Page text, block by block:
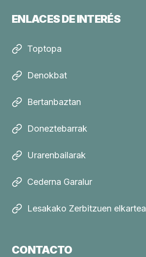
ENLACES DE INTERÉS
Toptopa
Denokbat
Bertanbaztan
Doneztebarrak
Urarenbailarak
Cederna Garalur
Lesakako Zerbitzuen elkartea
CONTACTO